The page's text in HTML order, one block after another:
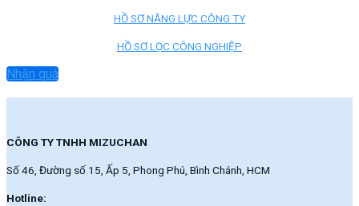
HỒ SƠ NĂNG LỰC CÔNG TY
HỒ SƠ LỌC CÔNG NGHIỆP
Nhận quà
CÔNG TY TNHH MIZUCHAN
Số 46, Đường số 15, Ấp 5, Phong Phú, Bình Chánh, HCM
Hotline: